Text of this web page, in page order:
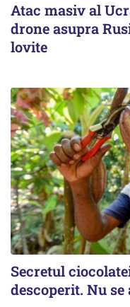
Atac masiv al
drone asupra
lovite
Secretul
descoperit. Nu